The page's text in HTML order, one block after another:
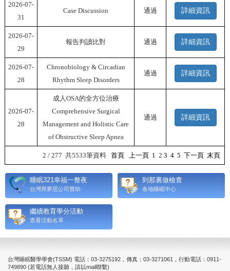
2026-07-
31
Case Discussion 通過 詳細資訊
2026-07-
29
報告判讀比對 通過 詳細資訊
2026-07-
28
Chronobiology & Circadian
Rhythm Sleep Disorders
通過 詳細資訊
2026-07-
28
成人OSA的全方位治療
Comprehensive Surgical
Management and Holistic Care
of Obstructive Sleep Apnea
通過 詳細資訊
2 / 277 共5533筆資料首頁 上一頁 1 23 4 5 下一頁 末頁
睡眠321幸福一整夜
台灣席夢思公司贊助
到那裏做檢查
各地睡眠中心
繼續教育學分活動
查看活動名單
台灣睡眠醫學學會(TSSM) 電話：03-3275192，傳真：03-3271061，行動電話：0911-
749890 (若電話無人接聽，請以mail聯繫)